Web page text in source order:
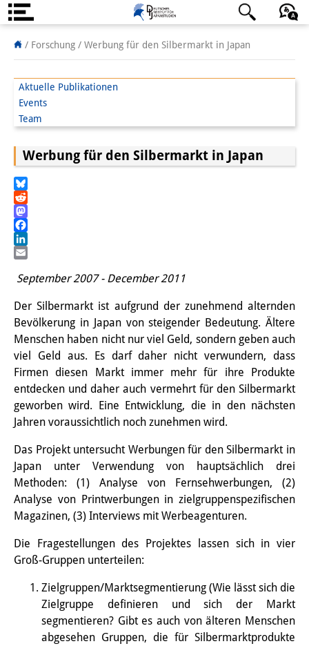
Über uns
Institut
Team
Institutsleitung
Forschungsteam
GastwissenschaftlerInnen
StipendiatInnen
PraktikantInnen
DIJ Alumni
Forschung
Forschungsüberblick
Forschungsfeld:
Nachhaltigkeit in Japan
Forschungsfeld:
Digitale Transformation
Forschungsfeld:
Japan transregional
Knowledge Lab:
Wissensproduktion und
日本語 English Deutsch
/ Forschung / Werbung für den Silbermarkt in Japan
Aktuelle Publikationen
Events
Team
Werbung für den Silbermarkt in Japan
Bluesky
Reddit
Mastodon
Facebook
LinkedIn
September 2007 - December 2011
Der Silbermarkt ist aufgrund der zunehmend alternden
Bevölkerung in Japan von steigender Bedeutung. Ältere
Menschen haben nicht nur viel Geld, sondern geben auch
viel Geld aus. Es darf daher nicht verwundern, dass
Firmen diesen Markt immer mehr für ihre Produkte
entdecken und daher auch vermehrt für den Silbermarkt
geworben wird. Eine Entwicklung, die in den nächsten
Jahren voraussichtlich noch zunehmen wird.
Das Projekt untersucht Werbungen für den Silbermarkt in
Japan unter Verwendung von hauptsächlich drei
Methoden: (1) Analyse von Fernsehwerbungen, (2)
Analyse von Printwerbungen in zielgruppenspezifischen
Magazinen, (3) Interviews mit Werbeagenturen.
Die Fragestellungen des Projektes lassen sich in vier
Groß-Gruppen unterteilen:
Zielgruppen/Marktsegmentierung (Wie lässt sich die
Zielgruppe definieren und sich der Markt
segmentieren? Gibt es auch von älteren Menschen
abgesehen Gruppen, die für Silbermarktprodukte